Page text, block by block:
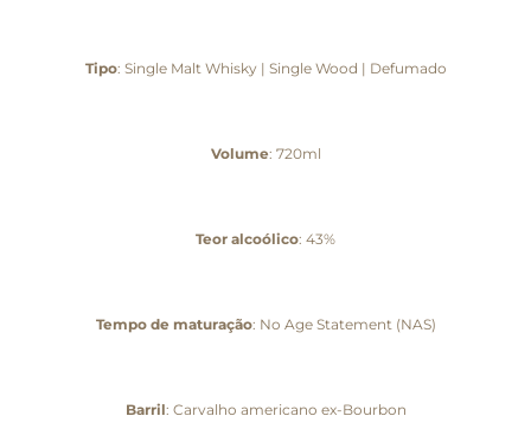
Tipo: Single Malt Whisky | Single Wood | Defumado
Volume: 720ml
Teor alcoólico: 43%
Tempo de maturação: No Age Statement (NAS)
Barril: Carvalho americano ex-Bourbon